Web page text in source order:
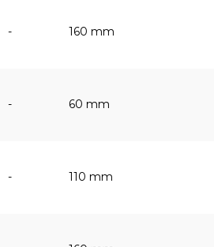
- 160 mm
- 60 mm
- 110 mm